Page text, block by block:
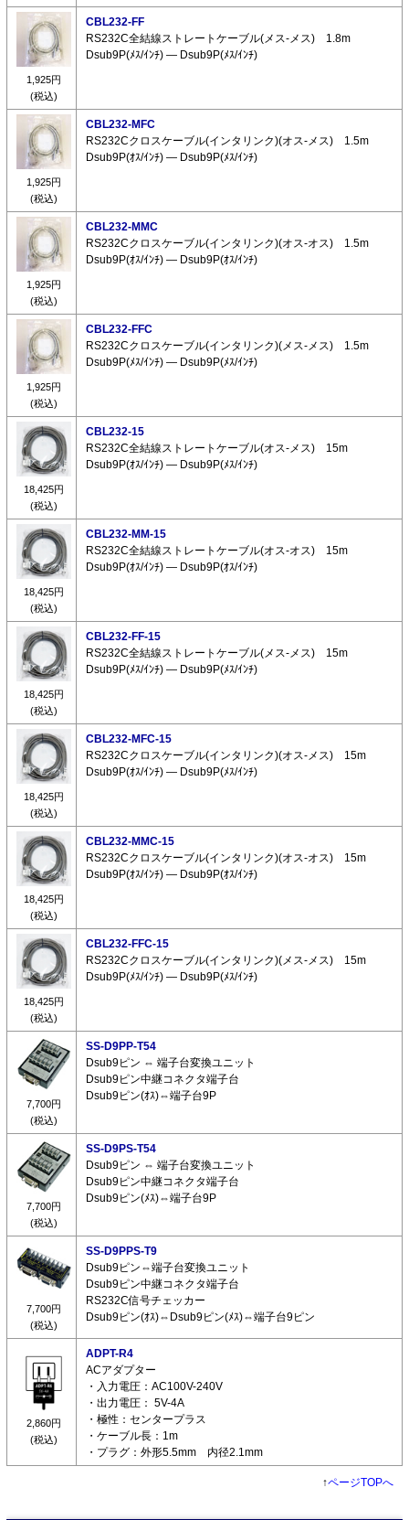
1,925円
(税込)
CBL232-FF
RS232C全結線ストレートケーブル(メス-メス) 1.8m
Dsub9P(ﾒｽ/ｲﾝﾁ) ― Dsub9P(ﾒｽ/ｲﾝﾁ)
1,925円
(税込)
CBL232-MFC
RS232Cクロスケーブル(インタリンク)(オス-メス) 1.5m
Dsub9P(ｵｽ/ｲﾝﾁ) ― Dsub9P(ﾒｽ/ｲﾝﾁ)
1,925円
(税込)
CBL232-MMC
RS232Cクロスケーブル(インタリンク)(オス-オス) 1.5m
Dsub9P(ｵｽ/ｲﾝﾁ) ― Dsub9P(ｵｽ/ｲﾝﾁ)
1,925円
(税込)
CBL232-FFC
RS232Cクロスケーブル(インタリンク)(メス-メス) 1.5m
Dsub9P(ﾒｽ/ｲﾝﾁ) ― Dsub9P(ﾒｽ/ｲﾝﾁ)
18,425円
(税込)
CBL232-15
RS232C全結線ストレートケーブル(オス-メス) 15m
Dsub9P(ｵｽ/ｲﾝﾁ) ― Dsub9P(ﾒｽ/ｲﾝﾁ)
18,425円
(税込)
CBL232-MM-15
RS232C全結線ストレートケーブル(オス-オス) 15m
Dsub9P(ｵｽ/ｲﾝﾁ) ― Dsub9P(ｵｽ/ｲﾝﾁ)
18,425円
(税込)
CBL232-FF-15
RS232C全結線ストレートケーブル(メス-メス) 15m
Dsub9P(ﾒｽ/ｲﾝﾁ) ― Dsub9P(ﾒｽ/ｲﾝﾁ)
18,425円
(税込)
CBL232-MFC-15
RS232Cクロスケーブル(インタリンク)(オス-メス) 15m
Dsub9P(ｵｽ/ｲﾝﾁ) ― Dsub9P(ﾒｽ/ｲﾝﾁ)
18,425円
(税込)
CBL232-MMC-15
RS232Cクロスケーブル(インタリンク)(オス-オス) 15m
Dsub9P(ｵｽ/ｲﾝﾁ) ― Dsub9P(ｵｽ/ｲﾝﾁ)
18,425円
(税込)
CBL232-FFC-15
RS232Cクロスケーブル(インタリンク)(メス-メス) 15m
Dsub9P(ﾒｽ/ｲﾝﾁ) ― Dsub9P(ﾒｽ/ｲﾝﾁ)
7,700円
(税込)
SS-D9PP-T54
Dsub9ピン ⇔ 端子台変換ユニット
Dsub9ピン中継コネクタ端子台
Dsub9ピン(ｵｽ)⇔端子台9P
7,700円
(税込)
SS-D9PS-T54
Dsub9ピン ⇔ 端子台変換ユニット
Dsub9ピン中継コネクタ端子台
Dsub9ピン(ﾒｽ)⇔端子台9P
7,700円
(税込)
SS-D9PPS-T9
Dsub9ピン⇔端子台変換ユニット
Dsub9ピン中継コネクタ端子台
RS232C信号チェッカー
Dsub9ピン(ｵｽ)⇔Dsub9ピン(ﾒｽ)⇔端子台9ピン
2,860円
(税込)
ADPT-R4
ACアダプター
・入力電圧：AC100V-240V
・出力電圧： 5V-4A
・極性：センタープラス
・ケーブル長：1m
・プラグ：外形5.5mm 内径2.1mm
↑ページTOPへ